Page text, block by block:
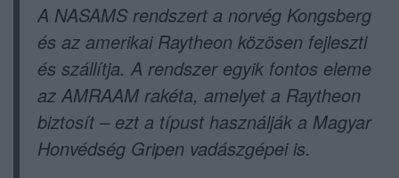
A NASAMS rendszert a norvég Kongsberg
és az amerikai Raytheon közösen fejleszti
és szállítja. A rendszer egyik fontos eleme
az AMRAAM rakéta, amelyet a Raytheon
biztosít – ezt a típust használják a Magyar
Honvédség Gripen vadászgépei is.